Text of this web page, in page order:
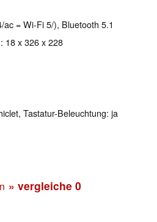
= Wi-Fi 5/), Bluetooth 5.1
18 x 326 x 228
Tastatur-Beleuchtung: ja
» vergleiche 0